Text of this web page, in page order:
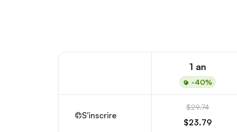
1 an
-40%
S'inscrire
$29.74
$23.79